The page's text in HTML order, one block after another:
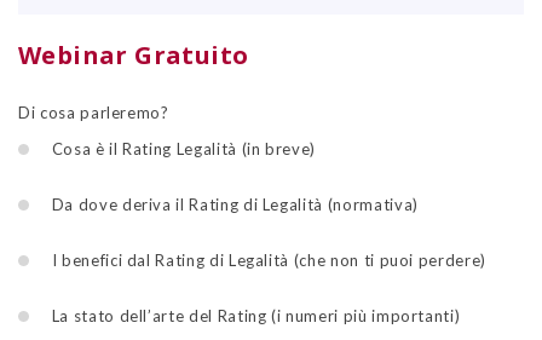
Webinar Gratuito
Di cosa parleremo?
Cosa è il Rating Legalità (in breve)
Da dove deriva il Rating di Legalità (normativa)
I benefici dal Rating di Legalità (che non ti puoi perdere)
La stato dell’arte del Rating (i numeri più importanti)